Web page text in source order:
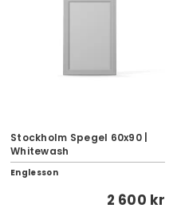
Stockholm Spegel 60x90 |
Whitewash
Englesson
2 600 kr